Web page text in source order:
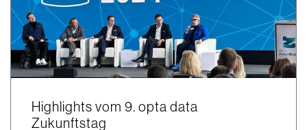
Highlights vom 9. opta data
Zukunftstag